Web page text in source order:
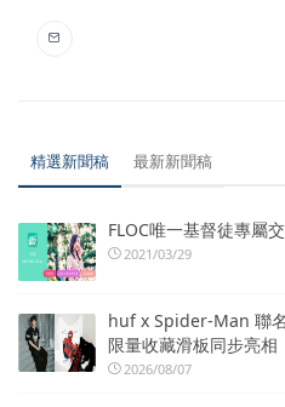
精選新聞稿 最新新聞稿
FLOC唯一基督徒專屬
2021/03/29
huf x Spider-Man 聯
限量收藏滑板同步亮相
2026/08/07